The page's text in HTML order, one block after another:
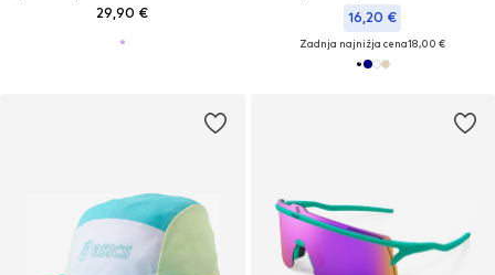
29,90 € 16,20 €
Zadnja najnižja cena18,00 €